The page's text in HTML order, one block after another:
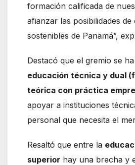
formación calificada de
afianzar las posibilidades de
sostenibles de Panamá”,
Destacó que el gremio se
educación técnica y dual
teórica con práctica
apoyar a instituciones
personal que necesita el
Resaltó que entre la
superior hay una brecha y